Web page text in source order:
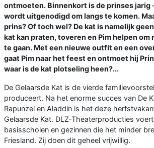
ontmoeten. Binnenkort is de prinses jarig
wordt uitgenodigd om langs te komen.
prins? Of toch wel? De kat is namelijk
kat kan praten, toveren en Pim helpen om
te gaan. Met een nieuwe outfit en een
gaat Pim naar het feest en ontmoet hij
waar is de kat plotseling heen?...
De Gelaarsde Kat is de vierde
produceert. Na het enorme succes van De
Rapunzel en Aladdin is het deze
Gelaarsde Kat. DLZ-Theaterproducties
basisscholen en gezinnen die het minder
Friesland. Zij doen dit geheel vrijwillig.